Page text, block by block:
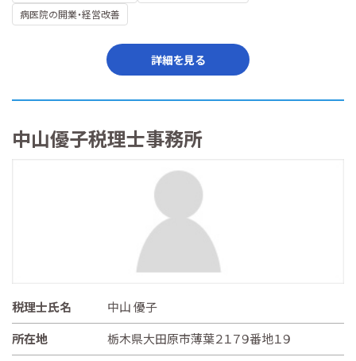
病医院の開業・経営改善
詳細を見る
中山優子税理士事務所
税理士氏名
中山 優子
所在地
栃木県大田原市薄葉２１７９番地１９